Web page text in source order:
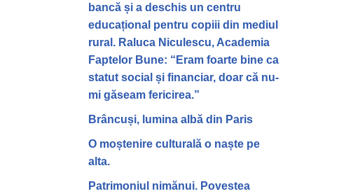
bancă și a deschis un centru
educațional pentru copiii din mediul
rural. Raluca Niculescu, Academia
Faptelor Bune: “Eram foarte bine ca
statut social și financiar, doar că nu-
mi găseam fericirea.”
Brâncuși, lumina albă din Paris
O moștenire culturală o naște pe
alta.
Patrimoniul nimănui. Povestea